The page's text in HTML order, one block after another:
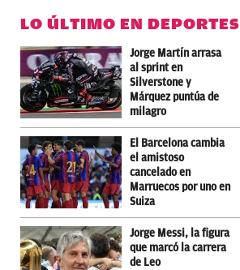
LO ÚLTIMO EN DEPORTES
Jorge Martín arrasa
al sprint en
Silverstone y
Márquez puntúa de
milagro
El Barcelona cambia
el amistoso
cancelado en
Marruecos por uno en
Suiza
Jorge Messi, la figura
que marcó la carrera
de Leo